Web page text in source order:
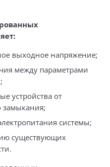
выходное напряжение;
между параметрами
устройства от
замыкания;
системы;
существующих